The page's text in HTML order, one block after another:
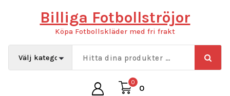
Billiga Fotbollströjor
Köpa Fotbollskläder med fri frakt
0
0